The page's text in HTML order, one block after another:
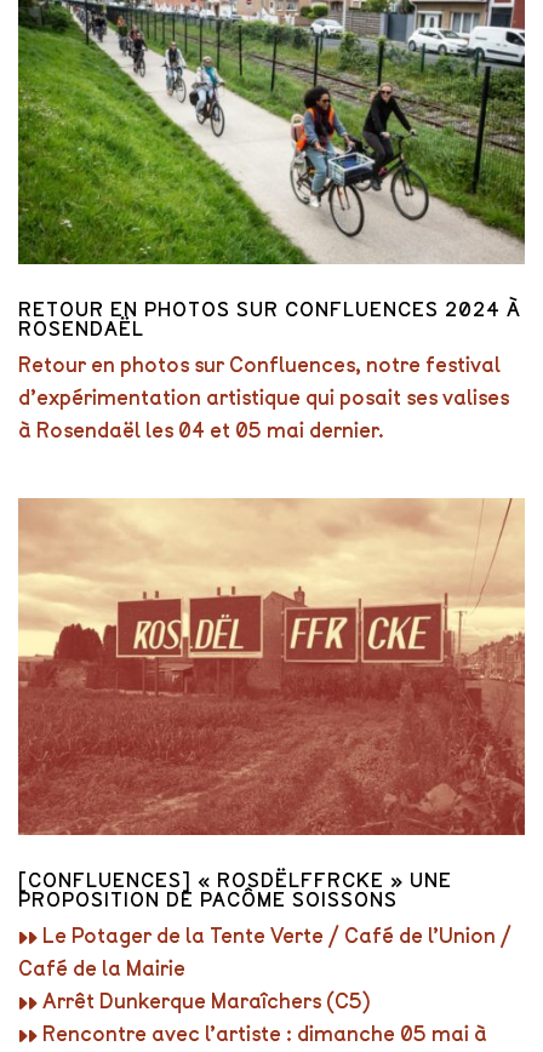
RETOUR EN PHOTOS SUR CONFLUENCES 2024 À
ROSENDAËL
Retour en photos sur Confluences, notre festival
d’expérimentation artistique qui posait ses valises
à Rosendaël les 04 et 05 mai dernier.
[CONFLUENCES] « ROSDËLFFRCKE » UNE
PROPOSITION DE PACÔME SOISSONS
▸▸ Le Potager de la Tente Verte / Café de l’Union /
Café de la Mairie
▸▸ Arrêt Dunkerque Maraîchers (C5)
▸▸ Rencontre avec l’artiste : dimanche 05 mai à